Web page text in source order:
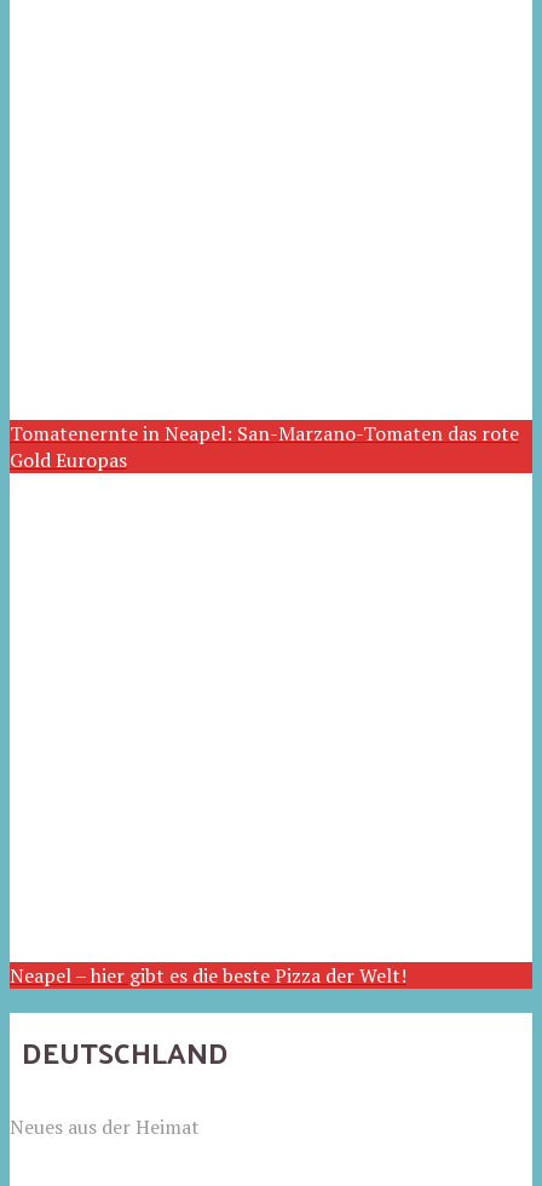
Tomatenernte in Neapel: San-Marzano-Tomaten das rote
Gold Europas
Neapel – hier gibt es die beste Pizza der Welt!
DEUTSCHLAND
Neues aus der Heimat